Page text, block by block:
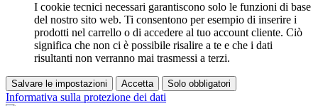
I cookie tecnici necessari garantiscono solo le funzioni di base
del nostro sito web. Ti consentono per esempio di inserire i
prodotti nel carrello o di accedere al tuo account cliente. Ciò
significa che non ci è possibile risalire a te e che i dati
risultanti non verranno mai trasmessi a terzi.
Salvare le impostazioni Accetta Solo obbligatori
Informativa sulla protezione dei dati